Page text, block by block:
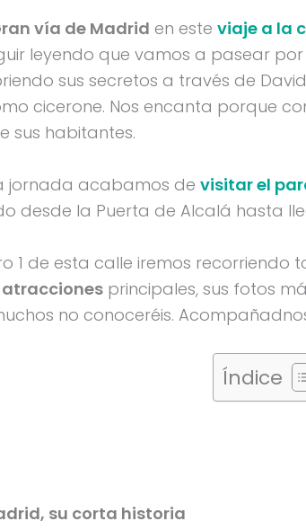
vía de Madrid en este viaje a la
leyendo que vamos a pasear
sus secretos a través de
cicerone. Nos encanta porque
sus habitantes.
jornada acabamos de visitar el
desde la Puerta de Alcalá hasta
1 de esta calle iremos recorriendo
atracciones principales, sus fotos
no conoceréis.
Índice
su corta historia